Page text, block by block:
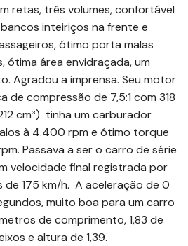
retas, três volumes, confortável
inteiriços na frente e
ótimo porta malas
ótima área envidraçada, um
Agradou a imprensa. Seu motor
de compressão de 7,5:1 com 318
cm³) tinha um carburador
à 4.400 rpm e ótimo torque
Passava a ser o carro de série
velocidade final registrada por
de 175 km/h. A aceleração de 0
muito boa para um carro
de comprimento, 1,83 de
e altura de 1,39.